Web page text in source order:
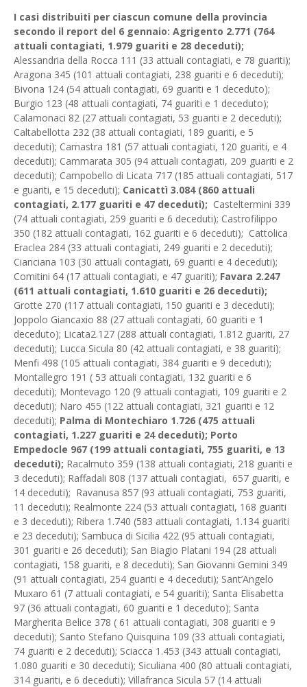
I casi distribuiti per ciascun comune della provincia
secondo il report del 6 gennaio: Agrigento 2.771 (764
attuali contagiati, 1.979 guariti e 28 deceduti);
Alessandria della Rocca 111 (33 attuali contagiati, e 78 guariti);
Aragona 345 (101 attuali contagiati, 238 guariti e 6 deceduti);
Bivona 124 (54 attuali contagiati, 69 guariti e 1 deceduto);
Burgio 123 (48 attuali contagiati, 74 guariti e 1 deceduto);
Calamonaci 82 (27 attuali contagiati, 53 guariti e 2 deceduti);
Caltabellotta 232 (38 attuali contagiati, 189 guariti, e 5
deceduti); Camastra 181 (57 attuali contagiati, 120 guariti, e 4
deceduti); Cammarata 305 (94 attuali contagiati, 209 guariti e 2
deceduti); Campobello di Licata 717 (185 attuali contagiati, 517
e guariti, e 15 deceduti); Canicattì 3.084 (860 attuali
contagiati, 2.177 guariti e 47 deceduti); Casteltermini 339
(74 attuali contagiati, 259 guariti e 6 deceduti); Castrofilippo
350 (182 attuali contagiati, 162 guariti e 6 deceduti); Cattolica
Eraclea 284 (33 attuali contagiati, 249 guariti e 2 deceduti);
Cianciana 103 (30 attuali contagiati, 69 guariti e 4 deceduti);
Comitini 64 (17 attuali contagiati, e 47 guariti); Favara 2.247
(611 attuali contagiati, 1.610 guariti e 26 deceduti);
Grotte 270 (117 attuali contagiati, 150 guariti e 3 deceduti);
Joppolo Giancaxio 88 (27 attuali contagiati, 60 guariti e 1
deceduto); Licata2.127 (288 attuali contagiati, 1.812 guariti, 27
deceduti); Lucca Sicula 80 (42 attuali contagiati, e 38 guariti);
Menfi 498 (105 attuali contagiati, 384 guariti e 9 deceduti);
Montallegro 191 ( 53 attuali contagiati, 132 guariti e 6
deceduti); Montevago 120 (9 attuali contagiati, 109 guariti e 2
deceduti); Naro 455 (122 attuali contagiati, 321 guariti e 12
deceduti); Palma di Montechiaro 1.726 (475 attuali
contagiati, 1.227 guariti e 24 deceduti); Porto
Empedocle 967 (199 attuali contagiati, 755 guariti, e 13
deceduti); Racalmuto 359 (138 attuali contagiati, 218 guariti e
3 deceduti); Raffadali 808 (137 attuali contagiati, 657 guariti, e
14 deceduti); Ravanusa 857 (93 attuali contagiati, 753 guariti,
11 deceduti); Realmonte 224 (53 attuali contagiati, 168 guariti
e 3 deceduti); Ribera 1.740 (583 attuali contagiati, 1.134 guariti
e 23 deceduti); Sambuca di Sicilia 422 (95 attuali contagiati,
301 guariti e 26 deceduti); San Biagio Platani 194 (28 attuali
contagiati, 158 guariti, e 8 deceduti); San Giovanni Gemini 349
(91 attuali contagiati, 254 guariti e 4 deceduti); Sant’Angelo
Muxaro 61 (7 attuali contagiati, e 54 guariti); Santa Elisabetta
97 (36 attuali contagiati, 60 guariti e 1 deceduto); Santa
Margherita Belice 378 ( 61 attuali contagiati, 308 guariti e 9
deceduti); Santo Stefano Quisquina 109 (33 attuali contagiati,
74 guariti e 2 deceduti); Sciacca 1.453 (343 attuali contagiati,
1.080 guariti e 30 deceduti); Siculiana 400 (80 attuali contagiati,
314 guariti, e 6 deceduti); Villafranca Sicula 57 (14 attuali